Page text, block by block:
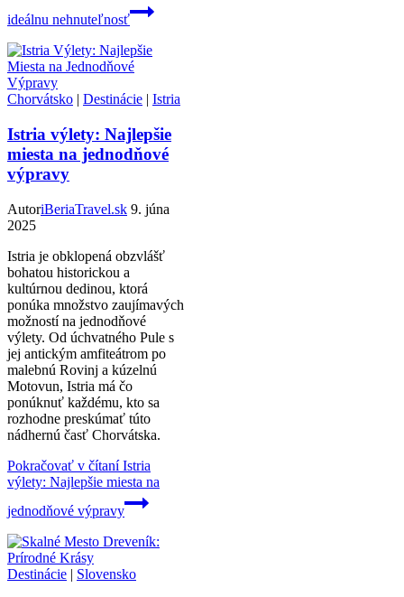
ideálnu nehnuteľnosť
Chorvátsko | Destinácie | Istria
Istria výlety: Najlepšie
miesta na jednodňové
výpravy
AutoriBeriaTravel.sk 9. júna
2025
Istria je obklopená obzvlášť
bohatou historickou a
kultúrnou dedinou, ktorá
ponúka množstvo zaujímavých
možností na jednodňové
výlety. Od úchvatného Pule s
jej antickým amfiteátrom po
malebnú Rovinj a kúzelnú
Motovun, Istria má čo
ponúknuť každému, kto sa
rozhodne preskúmať túto
nádhernú časť Chorvátska.
Pokračovať v čítaníIstria
výlety: Najlepšie miesta na
jednodňové výpravy
Destinácie | Slovensko